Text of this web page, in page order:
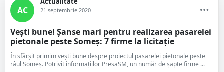
AC 21 septembrie 2020
Vești bune! Șanse mari pentru realizarea pasarelei
pietonale peste Someș: 7 firme la licitație
În sfârșit primim vești bune despre proiectul pasarelei pietonale peste
râul Someș. Potrivit informațiilor PresaSM, un număr de șapte firme ...